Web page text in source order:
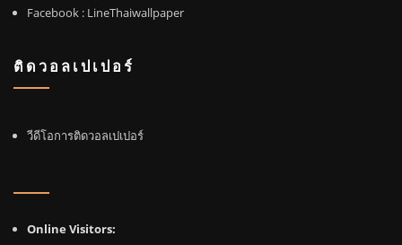
Facebook : LineThaiwallpaper
ติดวอลเปเปอร์
วีดีโอการติดวอลเปเปอร์
Online Visitors: